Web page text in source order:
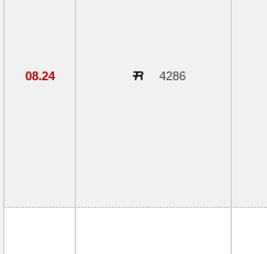
08.24 4286